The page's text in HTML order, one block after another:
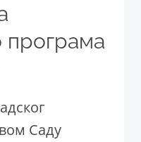
програма
Саду